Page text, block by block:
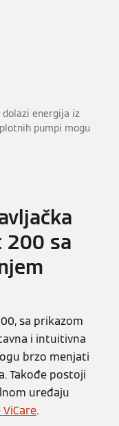
dolazi energija iz
pumpi mogu
200 sa
sa prikazom
i intuitivna
brzo menjati
Takođe postoji
uređaju
.